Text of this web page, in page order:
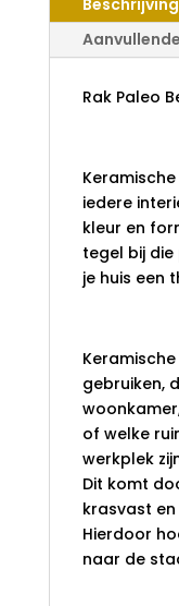
Beschrijving
Rak Paleo
iedere
kleur en
tegel bij die
je huis een
gebruiken,
of welke
werkplek
Dit komt
krasvast
Hierdoor
naar de